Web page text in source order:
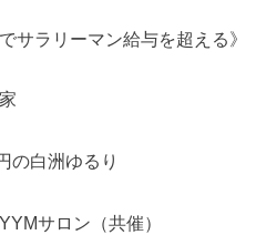
サラリーマン給与を超える》
白洲ゆるり
サロン（共催）